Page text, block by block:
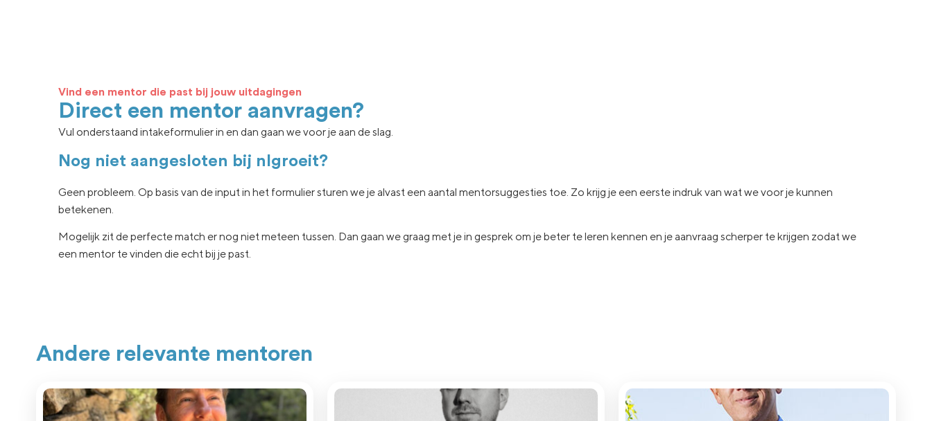
Vind een mentor die past bij jouw uitdagingen
Direct een mentor aanvragen?
Vul onderstaand intakeformulier in en dan gaan we voor je aan de slag.
Nog niet aangesloten bij nlgroeit?
Geen probleem. Op basis van de input in het formulier sturen we je alvast een aantal mentorsuggesties toe. Zo krijg je een eerste indruk van wat we voor je kunnen
betekenen.
Mogelijk zit deperfecte match er nog nietmeteen tussen. Dan gaan we graag met je in gesprek om je beter te leren kennen en je aanvraag scherper te krijgen zodat we
een mentor te vinden die echtbij je past.
Andere relevante mentoren